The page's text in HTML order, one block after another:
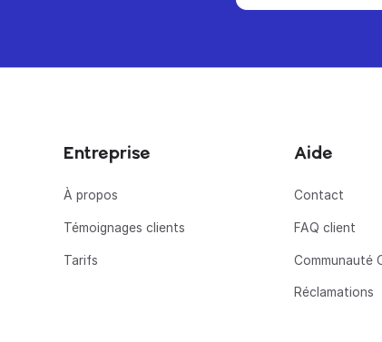
Entreprise
À propos
Témoignages clients
Tarifs
Aide
Contact
FAQ client
Communauté
Réclamations